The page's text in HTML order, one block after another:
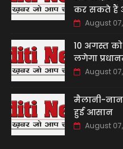
कर सकते हैं
August
10 अगस्त
लगेगा
August
मैलानी-
हुई आसान
August